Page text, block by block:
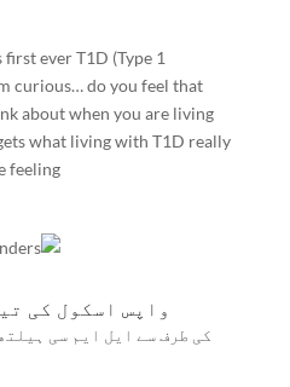
first ever T1D (Type 1
curious… do you feel that
about when you are living
what living with T1D really
واپس اسکول کی
کی طرف سے ایل ایم سی